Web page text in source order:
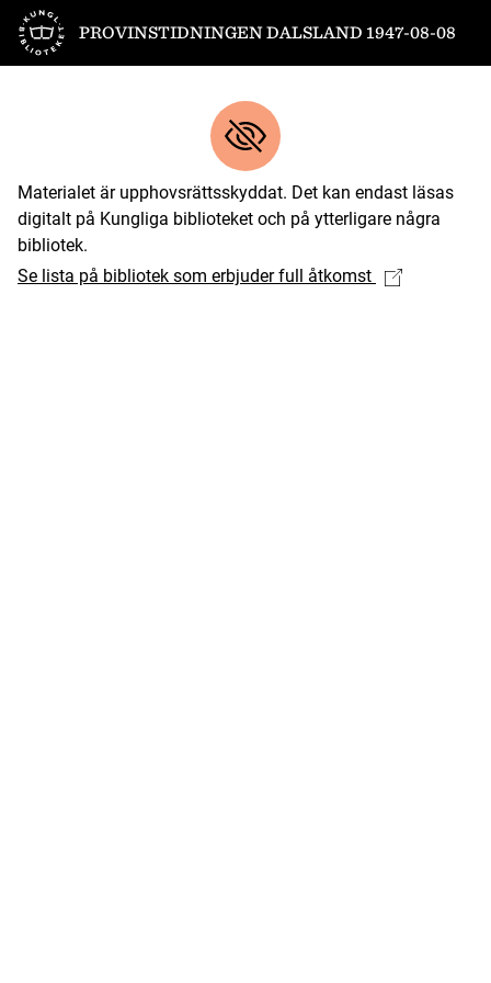
Till startsidan
PROVINSTIDNINGEN DALSLAND 1947-08-08
Materialet är upphovsrättsskyddat. Det kan endast läsas
digitalt på Kungliga biblioteket och på ytterligare några
bibliotek.
Se lista på bibliotek som erbjuder full åtkomst